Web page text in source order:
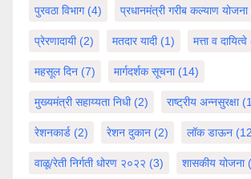
पुरवठा विभाग(4) प्रधानमंत्री गरीब कल्याण योजना
प्रेरणादायी(2) मतदार यादी(1) मत्ता व दायित्वे
महसूल दिन (7) मार्गदर्शक सूचना(14)
मुख्यमंत्री सहाय्यता निधी(2) राष्ट्रीय अन्नसुरक्षा
रेशनकार्ड (2) रेशन दुकान (2) लॉक डाऊन
वाळू/रेती निर्गती धोरण २०२२ (3) शासकीय योजना